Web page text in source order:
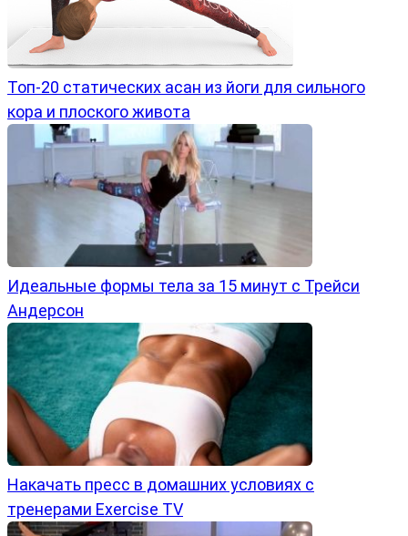
Топ-20 статических асан из йоги для сильного
кора и плоского живота
Идеальные формы тела за 15 минут с Трейси
Андерсон
Накачать пресс в домашних условиях с
тренерами Exercise TV